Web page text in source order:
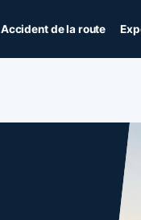
Accident de la route